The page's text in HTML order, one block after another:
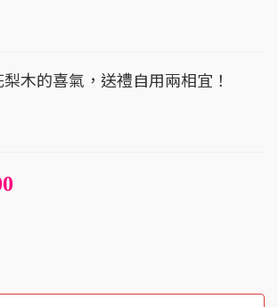
木的喜氣，送禮自用兩相宜！